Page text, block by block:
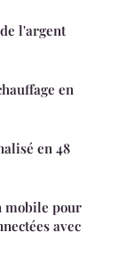
l'argent
en
en 48
mobile pour
avec